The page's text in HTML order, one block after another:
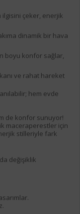
ilgisini çeker, enerjik
dinamik bir hava
boyu konfor sağlar,
ve rahat hareket
hem evde
de konfor sunuyor!
maceraperestler için
stilleriyle fark
değişiklik